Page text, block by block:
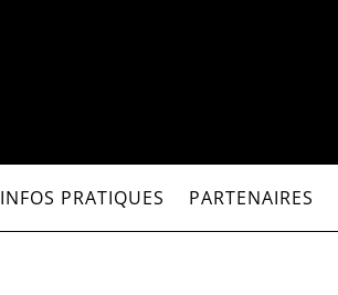
INFOS PRATIQUES PARTENAIRES